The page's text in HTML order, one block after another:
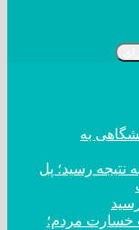
به
نتیجه رسید؛ پل
خسارت مردم؛